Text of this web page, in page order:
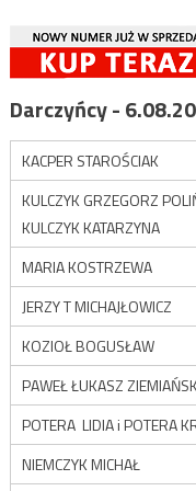
Darczyńcy -
KACPER STAROŚCIAK
KULCZYK GRZEGORZ
KULCZYK KATARZYNA
MARIA KOSTRZEWA
JERZY T MICHAJŁOWICZ
KOZIOŁ BOGUSŁAW
PAWEŁ ŁUKASZ
POTERA LIDIA i POTERA
NIEMCZYK MICHAŁ